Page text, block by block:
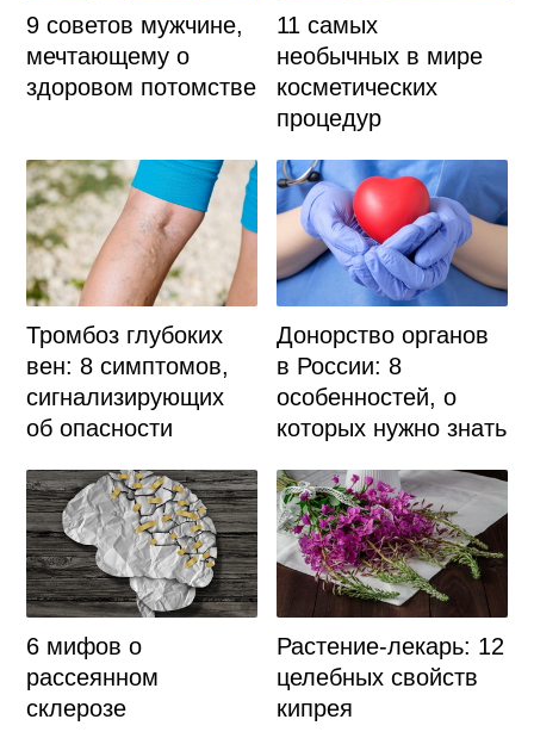
9 советов мужчине,
мечтающему о
здоровом потомстве
11 самых
необычных в мире
косметических
процедур
Тромбоз глубоких
вен: 8 симптомов,
сигнализирующих
об опасности
Донорство органов
в России: 8
особенностей, о
которых нужно знать
6 мифов о
рассеянном
склерозе
Растение-лекарь: 12
целебных свойств
кипрея